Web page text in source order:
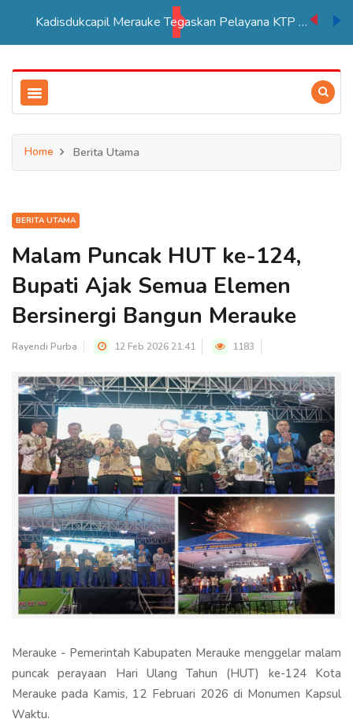
PSN Tebu di Merauke Ditargetkan Beroperasi 2027, Serap Lebih Banyak Tenaga Kerja Papua
Home Berita Utama
BERITA UTAMA
Malam Puncak HUT ke-124,
Bupati Ajak Semua Elemen
Bersinergi Bangun Merauke
Rayendi Purba 12 Feb 2026 21:41 1183
Merauke - Pemerintah Kabupaten Merauke menggelar malam
puncak perayaan Hari Ulang Tahun (HUT) ke-124 Kota
Merauke pada Kamis, 12 Februari 2026 di Monumen Kapsul
Waktu.